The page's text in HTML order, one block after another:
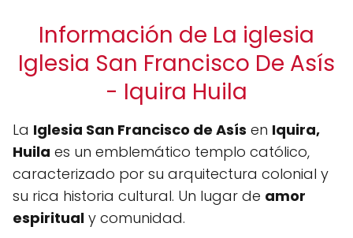
Información de La iglesia
Iglesia San Francisco De Asís
- Iquira Huila
La Iglesia San Francisco de Asís en Iquira,
Huila es un emblemático templo católico,
caracterizado por su arquitectura colonial y
su rica historia cultural. Un lugar de amor
espiritual y comunidad.